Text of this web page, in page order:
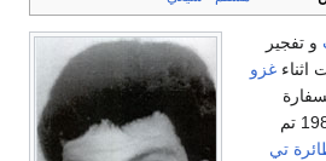
و تفجير
اثناء غزو
وفي 1985 تم
تي